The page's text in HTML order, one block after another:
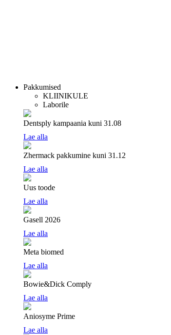
Pakkumised
KLIINIKULE
Laborile
Dentsply kampaania kuni 31.08
Lae alla
Zhermack pakkumine kuni 31.12
Lae alla
Uus toode
Lae alla
Gasell 2026
Lae alla
Meta biomed
Lae alla
Bowie&Dick Comply
Lae alla
Aniosyme Prime
Lae alla